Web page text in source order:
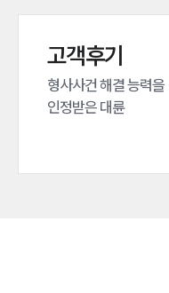
고객후기
형사사건 해결 능력을
인정받은 대륜